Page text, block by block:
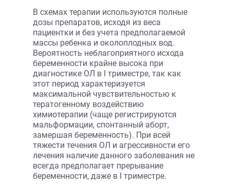
В схемах терапии используются полные
дозы препаратов, исходя из веса
пациентки и без учета предполагаемой
массы ребенка и околоплодных вод.
Вероятность неблагоприятного исхода
беременности крайне высока при
диагностике ОЛ в I триместре, так как
этот период характеризуется
максимальной чувствительностью к
тератогенному воздействию
химиотерапии (чаще регистрируются
мальформации, спонтанный аборт,
замершая беременность). При всей
тяжести течения ОЛ и агрессивности его
лечения наличие данного заболевания не
всегда предполагает прерывание
беременности, даже в I триместре.